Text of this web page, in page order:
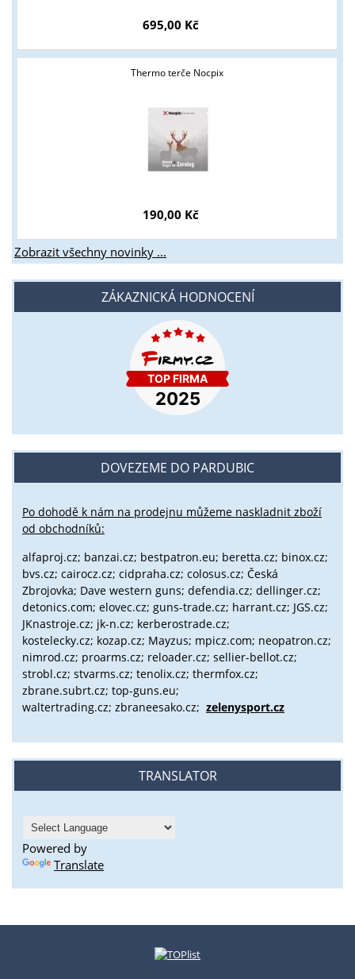
695,00 Kč
Thermo terče Nocpix
190,00 Kč
Zobrazit všechny novinky ...
ZÁKAZNICKÁ HODNOCENÍ
DOVEZEME DO PARDUBIC
Po dohodě k nám na prodejnu můžeme naskladnit zboží
od obchodníků:
alfaproj.cz; banzai.cz; bestpatron.eu; beretta.cz; binox.cz;
bvs.cz; cairocz.cz; cidpraha.cz; colosus.cz; Česká
Zbrojovka; Dave western guns; defendia.cz; dellinger.cz;
detonics.com; elovec.cz; guns-trade.cz; harrant.cz; JGS.cz;
JKnastroje.cz; jk-n.cz; kerberostrade.cz;
kostelecky.cz; kozap.cz; Mayzus; mpicz.com; neopatron.cz;
nimrod.cz; proarms.cz; reloader.cz; sellier-bellot.cz;
strobl.cz; stvarms.cz; tenolix.cz; thermfox.cz;
zbrane.subrt.cz; top-guns.eu;
waltertrading.cz; zbraneesako.cz; zelenysport.cz
TRANSLATOR
Powered by
Translate